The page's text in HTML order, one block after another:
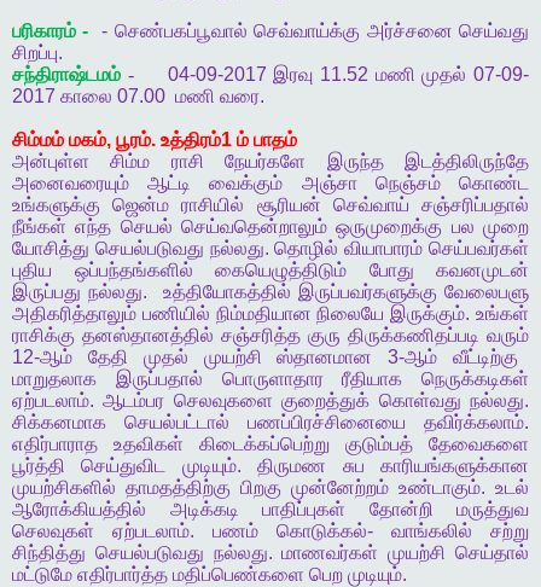
பரிகாரம் - - செண்பகப்பூவால் செவ்வாய்க்கு அர்ச்சனை செய்வது
சிறப்பு.
சந்திராஷ்டமம் - 04-09-2017 இரவு 11.52 மணி முதல் 07-09-
2017 காலை 07.00 மணி வரை.
சிம்மம் மகம், பூரம். உத்திரம்1 ம் பாதம்
அன்புள்ள
சிம்ம ராசி நேயர்களே இருந்த
இடத்திலிருந்தே
அனைவரையும்
ஆட்டி வைக்கும் அஞ்சா நெஞ்சம்
கொண்ட
உங்களுக்கு
ஜென்ம ராசியில் சூரியன் செவ்வாய்
சஞ்சரிப்பதால்
நீங்கள் எந்த செயல் செய்வதென்றாலும் ஒருமுறைக்கு பல முறை
யோசித்து செயல்படுவது நல்லது.தொழில் வியாபாரம் செய்பவர்கள்
புதிய
ஒப்பந்தங்களில் கையெழுத்திடும் போது
கவனமுடன்
இருப்பது நல்லது. உத்தியோகத்தில் இருப்பவர்களுக்கு வேலைபளு
அதிகரித்தாலும் பணியில் நிம்மதியான நிலையே இருக்கும்.உங்கள்
ராசிக்கு தனஸ்தானத்தில் சஞ்சரித்த குரு திருக்கணிதப்படி வரும்
12-ஆம் தேதி முதல் முயற்சி ஸ்தானமான 3-ஆம்
வீட்டிற்கு
மாறுதலாக
இருப்பதால் பொருளாதார ரீதியாக
நெருக்கடிகள்
ஏற்படலாம்.ஆடம்பர செலவுகளை குறைத்துக் கொள்வது நல்லது.
சிக்கனமாக
செயல்பட்டால் பணப்பிரச்சினையை தவிர்க்கலாம்.
எதிர்பாராத
உதவிகள் கிடைக்கப்பெற்று குடும்பத்
தேவைகளை
பூர்த்தி
செய்துவிட முடியும்.திருமண சுப
காரியங்களுக்கான
முயற்சிகளில் தாமதத்திற்கு பிறகு முன்னேற்றம் உண்டாகும். உடல்
ஆரோக்கியத்தில்
அடிக்கடி பாதிப்புகள் தோன்றி
மருத்துவ
செலவுகள்
ஏற்படலாம். பணம் கொடுக்கல்- வாங்கலில்
சற்று
சிந்தித்து செயல்படுவது நல்லது.மாணவர்கள் முயற்சி செய்தால்
மட்டுமே எதிர்பார்த்த மதிப்பெண்களை பெற முடியும்.